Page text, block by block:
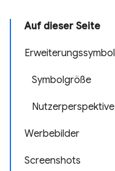
Auf dieser Seite
Erweiterungssymbol
Symbolgröße
Nutzerperspektive
Werbebilder
Screenshots